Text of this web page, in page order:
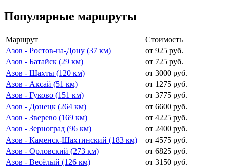
Популярные маршруты
Маршрут
Стоимость
Азов - Ростов-на-Дону (37 км)
от 925 руб.
Азов - Батайск (29 км)
от 725 руб.
Азов - Шахты (120 км)
от 3000 руб.
Азов - Аксай (51 км)
от 1275 руб.
Азов - Гуково (151 км)
от 3775 руб.
Азов - Донецк (264 км)
от 6600 руб.
Азов - Зверево (169 км)
от 4225 руб.
Азов - Зерноград (96 км)
от 2400 руб.
Азов - Каменск-Шахтинский (183 км)
от 4575 руб.
Азов - Орловский (273 км)
от 6825 руб.
Азов - Весёлый (126 км)
от 3150 руб.